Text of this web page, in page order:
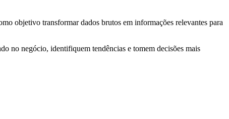
objetivo transformar dados brutos em informações relevantes para
no negócio, identifiquem tendências e tomem decisões mais